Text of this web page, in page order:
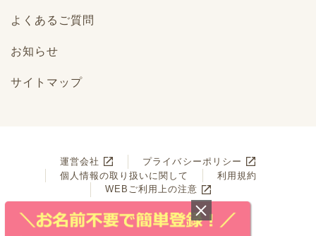
よくあるご質問
お知らせ
サイトマップ
運営会社
プライバシーポリシー
個人情報の取り扱いに関して
利用規約
WEBご利用上の注意